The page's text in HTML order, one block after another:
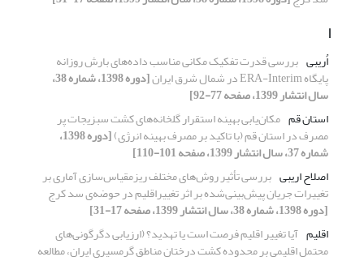
ا
اُریبی بررسی قدرت تفکیک مکانی مناسب داده‌های بارش روزانه
پایگاه ERA-Interim در شمال شرق ایران [دوره 1398، شماره 38،
سال انتشار 1399، صفحه 77-92]
استان قم مکان‌یابی بهینه استقرار گلخانه‌های کشت سبزیجات پر
مصرف در استان قم (با تاکید بر مصرف بهینه انرژی) [دوره 1398،
شماره 37، سال انتشار 1399، صفحه 101-110]
اصلاح اریبی بررسی تأثیر روش‌های مختلف ریزمقیاس‌‌سازی آماری بر
تغییرات جریان پیش‌بینی‌شده بر اثر تغییراقلیم در حوضه‌ی سد کرج
[دوره 1398، شماره 38، سال انتشار 1399، صفحه 17-31]
اقلیم آیا تغییر اقلیم فرصت است یا تهدید؟ (ارزیابی دگرگونی‌های
محتمل اقلیمی بر محدوده کشت درختان مناطق گرمسیری ایران، مطالعه